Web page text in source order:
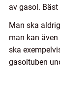
av gasol.
Man ska
man kan
ska
gasoltuben